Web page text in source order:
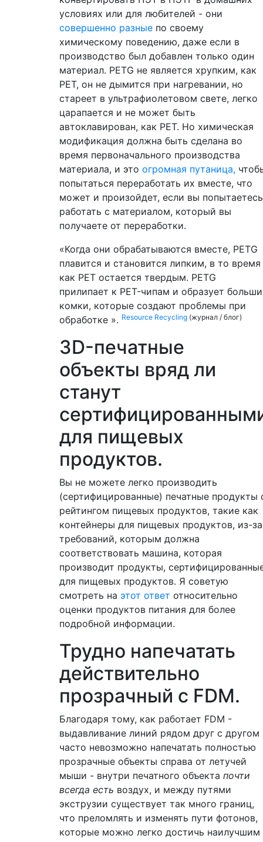
условиях или для любителей - они
совершенно разные по своему
химическому поведению, даже если в
производство был добавлен только один
материал. PETG не является хрупким, как
PET, он не дымится при нагревании, но
стареет в ультрафиолетовом свете, легко
царапается и не может быть
автоклавирован, как PET. Но химическая
модификация должна быть сделана во
время первоначального производства
материала, и это огромная путаница,
попытаться переработать их вместе, что
может и произойдет, если вы попытаетесь
работать с материалом, который вы
получаете от переработки.
«Когда они обрабатываются вместе, PETG
плавится и становится липким, в то время
как PET остается твердым. PETG
прилипает к PET-чипам и образует
комки, которые создают проблемы при
обработке ». Resource Recycling (журнал / блог)
3D-печатные
объекты вряд ли
станут
для пищевых
продуктов.
Вы не можете легко производить
(сертифицированные) печатные продукты
рейтингом пищевых продуктов, такие как
контейнеры для пищевых продуктов, из-за
требований, которым должна
соответствовать машина, которая
производит продукты,
для пищевых продуктов. Я советую
смотреть на этот ответ относительно
оценки продуктов питания для более
подробной информации.
Трудно напечатать
действительно
прозрачный с FDM.
Благодаря тому, как работает FDM -
выдавливание линий рядом друг с другом
часто невозможно напечатать полностью
прозрачные объекты справа от летучей
мыши - внутри печатного объекта почти
всегда есть воздух, и между путями
экструзии существует так много границ,
что преломлять и изменять пути фотонов,
которые можно легко достичь наилучшим